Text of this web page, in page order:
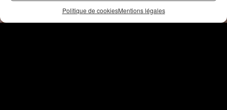
Politique de cookiesMentions légales